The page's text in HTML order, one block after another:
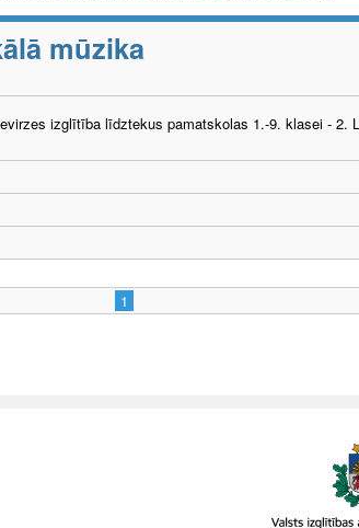
mūzika
izglītība līdztekus pamatskolas 1.-9. klasei - 2.
1